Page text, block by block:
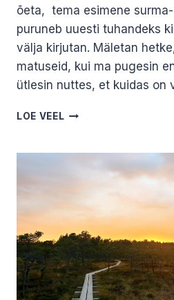
õeta, tema esimene
puruneb uuesti tuhandeks
välja kirjutan. Mäletan
matuseid, kui ma pugesin
ütlesin nuttes, et kuidas on
LOE VEEL AASTA
MARIS